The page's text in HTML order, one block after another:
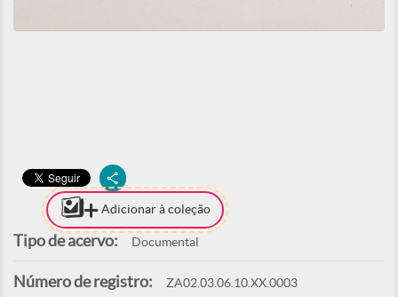
Adicionar à coleção
Tipo de acervo: Documental
Número de registro: ZA02.03.06.10.XX.0003